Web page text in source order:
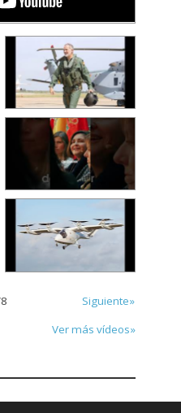
8
Siguiente»
Ver más vídeos»